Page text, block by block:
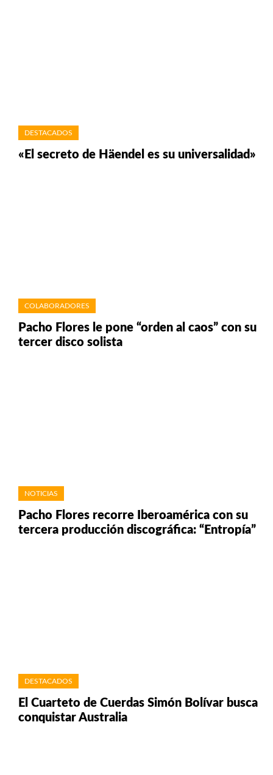
DESTACADOS
«El secreto de Häendel es su universalidad»
COLABORADORES
Pacho Flores le pone “orden al caos” con su
tercer disco solista
NOTICIAS
Pacho Flores recorre Iberoamérica con su
tercera producción discográfica: “Entropía”
DESTACADOS
El Cuarteto de Cuerdas Simón Bolívar busca
conquistar Australia